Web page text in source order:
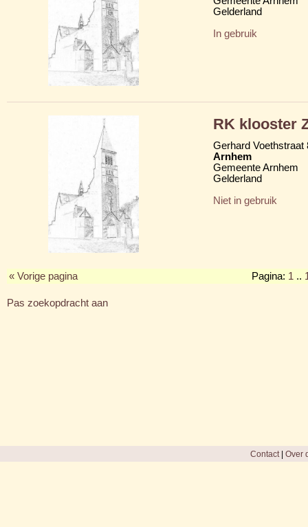
Gelderland
In gebruik
RK klooster
Gerhard Voethstraat
Arnhem
Gemeente Arnhem
Gelderland
Niet in gebruik
« Vorige pagina Pagina: 1 ..
Pas zoekopdracht aan
Contact| Over